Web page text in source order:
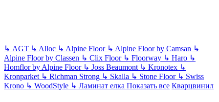
↳ AGT ↳ Alloc ↳ Alpine Floor ↳ Alpine Floor by Camsan ↳
Alpine Floor by Classen ↳ Clix Floor ↳ Floorway ↳ Haro ↳
Homflor by Alpine Floor ↳ Joss Beaumont ↳ Kronotex ↳
Kronparket ↳ Richman Strong ↳ Skalla ↳ Stone Floor ↳ Swiss
Krono ↳ WoodStyle ↳ Ламинат елка Показать все Кварцвинил